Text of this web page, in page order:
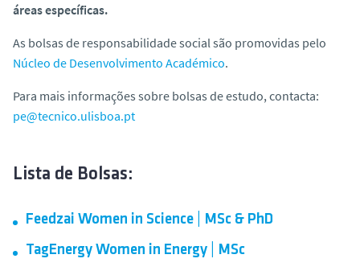
áreas específicas.
As bolsas de responsabilidade social são promovidas pelo
Núcleo de Desenvolvimento Académico.
Para mais informações sobre bolsas de estudo, contacta:
pe@tecnico.ulisboa.pt
Lista de Bolsas:
Feedzai Women in Science | MSc & PhD
TagEnergy Women in Energy | MSc